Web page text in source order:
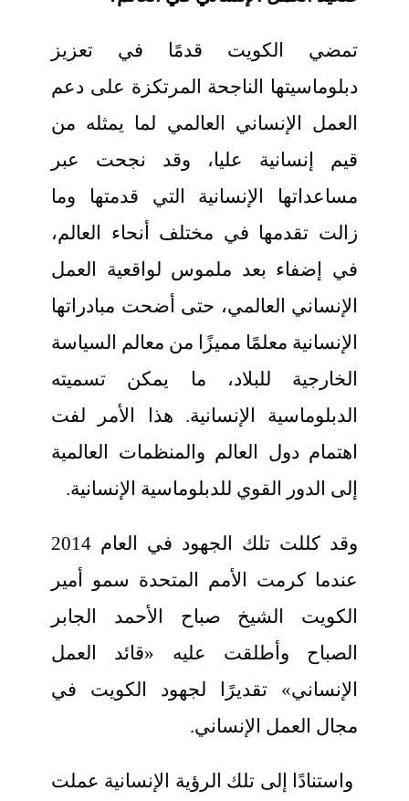
تمضي الكويت قدمًا في تعزيز
دبلوماسيتها الناجحة المرتكزة على دعم
العمل الإنساني العالمي لما يمثله من
قيم إنسانية عليا، وقد نجحت عبر
مساعداتها الإنسانية التي قدمتها وما
زالت تقدمها في مختلف أنحاء العالم،
في إضفاء بعد ملموس لواقعية العمل
الإنساني العالمي، حتى أضحت مبادراتها
الإنسانية معلمًا مميزًا من معالم السياسة
الخارجية للبلاد، ما يمكن تسميته
الدبلوماسية الإنسانية. هذا الأمر لفت
اهتمام دول العالم والمنظمات العالمية
إلى الدور القوي للدبلوماسية الإنسانية.
وقد كللت تلك الجهود في العام 2014
عندما كرمت الأمم المتحدة سمو أمير
الكويت الشيخ صباح الأحمد الجابر
الصباح وأطلقت عليه «قائد العمل
الإنساني» تقديرًا لجهود الكويت في
مجال العمل الإنساني.
واستنادًا إلى تلك الرؤية الإنسانية عملت